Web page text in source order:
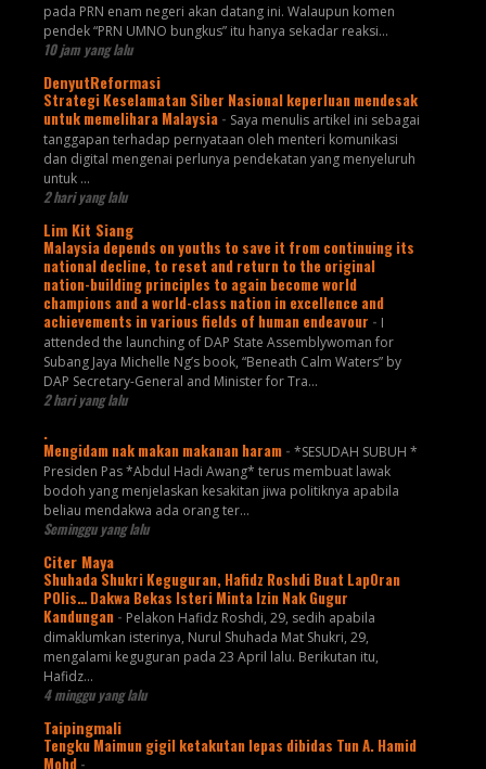
pada PRN enam negeri akan datang ini. Walaupun komen
pendek “PRN UMNO bungkus” itu hanya sekadar reaksi...
10 jam yang lalu
DenyutReformasi
Strategi Keselamatan Siber Nasional keperluan mendesak
untuk memelihara Malaysia - Saya menulis artikel ini sebagai
tanggapan terhadap pernyataan oleh menteri komunikasi
dan digital mengenai perlunya pendekatan yang menyeluruh
untuk ...
2 hari yang lalu
Lim Kit Siang
Malaysia depends on youths to save it from continuing its
national decline, to reset and return to the original
nation-building principles to again become world
champions and a world-class nation in excellence and
achievements in various fields of human endeavour - I
attended the launching of DAP State Assemblywoman for
Subang Jaya Michelle Ng’s book, “Beneath Calm Waters” by
DAP Secretary-General and Minister for Tra...
2 hari yang lalu
.
Mengidam nak makan makanan haram - *SESUDAH SUBUH *
Presiden Pas *Abdul Hadi Awang* terus membuat lawak
bodoh yang menjelaskan kesakitan jiwa politiknya apabila
beliau mendakwa ada orang ter...
Seminggu yang lalu
Citer Maya
Shuhada Shukri Keguguran, Hafidz Roshdi Buat Lap0ran
P0lis… Dakwa Bekas Isteri Minta Izin Nak Gugur
Kandungan - Pelakon Hafidz Roshdi, 29, sedih apabila
dimaklumkan isterinya, Nurul Shuhada Mat Shukri, 29,
mengalami keguguran pada 23 April lalu. Berikutan itu,
Hafidz...
4 minggu yang lalu
Taipingmali
Tengku Maimun gigil ketakutan lepas dibidas Tun A. Hamid
Mohd -